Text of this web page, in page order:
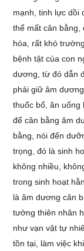
mạnh, tinh lực dồi
thể mất cân
hóa, rất khó
bệnh tật của con
dương, từ đó dẫn
phải giữ âm
thuốc bổ, ăn uống
để cân bằng âm
bằng, nói đến
trọng, đó là sinh
không nhiều,
trong sinh hoạt
là âm dương cân
tưởng thiên nhân
như vạn vật tự
tồn tại, làm việc